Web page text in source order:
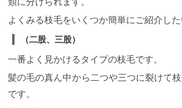
よくみる枝毛をいくつか簡単にご紹介した
（二股、三股）
一番よく見かけるタイプの枝毛です。
髪の毛の真ん中から二つや三つに裂けて
です。